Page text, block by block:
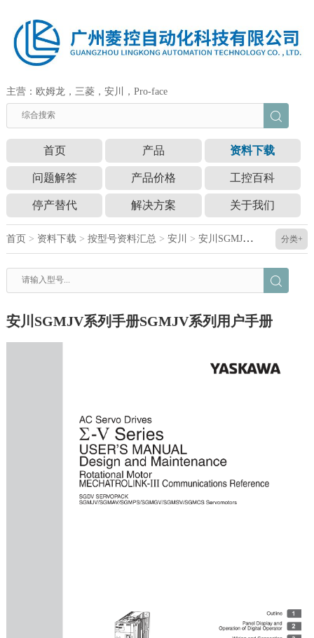
主营：欧姆龙，三菱，安川，Pro-face
首页 产品 资料下载
问题解答 产品价格 工控百科
停产替代 解决方案 关于我们
首页 > 资料下载 > 按型号资料汇总 > 安川 > 安川SGMJV系列手册SGMJV系列用户手册 分类+
安川SGMJV系列手册SGMJV系列用户手册